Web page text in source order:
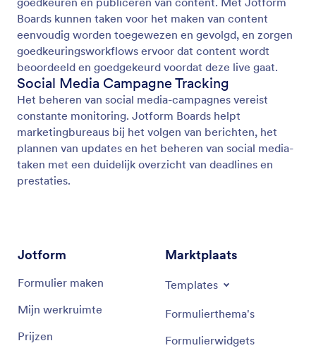
Boards kunnen taken voor het maken van content
eenvoudig worden toegewezen en gevolgd, en zorgen
goedkeuringsworkflows ervoor dat content wordt
beoordeeld en goedgekeurd voordat deze live gaat.
Social Media Campagne Tracking
Het beheren van social media-campagnes vereist
constante monitoring. Jotform Boards helpt
marketingbureaus bij het volgen van berichten, het
plannen van updates en het beheren van social media-
taken met een duidelijk overzicht van deadlines en
prestaties.
Jotform
Formulier maken
Mijn werkruimte
Prijzen
Marktplaats
Templates
Formulierthema's
Formulierwidgets